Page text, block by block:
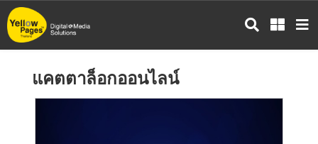
ข้าม
ไป
แคตตาล็อกออนไลน์